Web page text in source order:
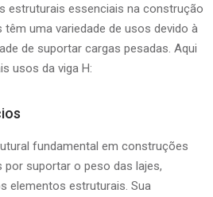
estruturais essenciais na construção
têm uma variedade de usos devido à
de suportar cargas pesadas. Aqui
usos da viga H:
fundamental em construções
suportar o peso das lajes,
elementos estruturais. Sua